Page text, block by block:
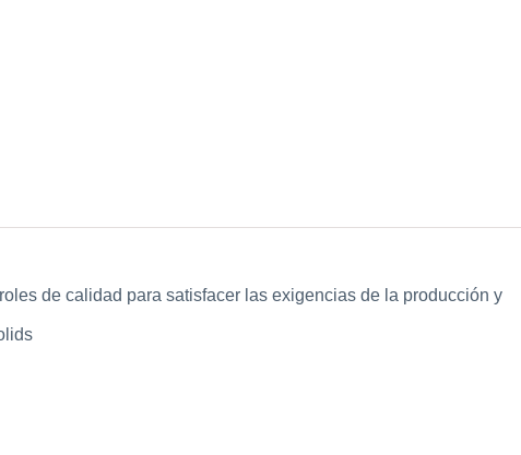
de calidad para satisfacer las exigencias de la producción y